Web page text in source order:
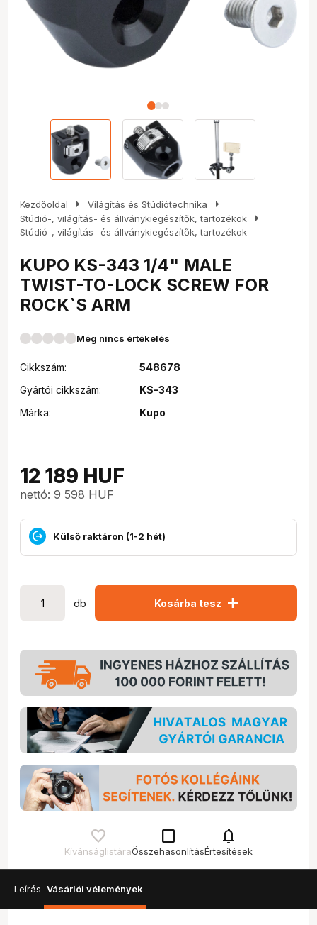
Kezdőoldal arrow_right Világítás és Stúdiótechnika arrow_right
Stúdió-, világítás- és állványkiegészítők, tartozékok arrow_right
Stúdió-, világítás- és állványkiegészítők, tartozékok
KUPO KS-343 1/4" MALE
TWIST-TO-LOCK SCREW FOR
ROCK`S ARM
Még nincs értékelés
Cikkszám:
548678
Gyártói cikkszám:
KS-343
Márka:
Kupo
12 189 HUF
nettó: 9 598 HUF
Külső raktáron (1-2 hét)
db Kosárba tesz add
Kívánságlistára
check_box_outline_blank
Összehasonlítás
notifications
Értesítések
Leírás Vásárlói vélemények